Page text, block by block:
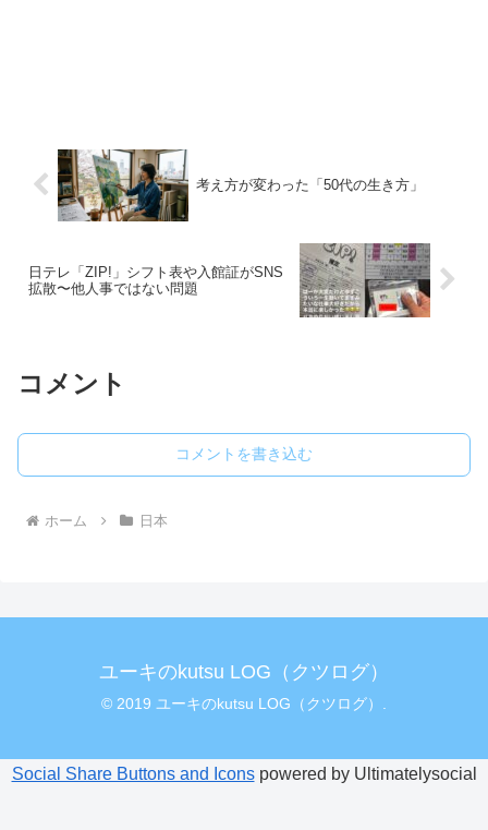
考え方が変わった「50代の生き方」
日テレ「ZIP!」シフト表や入館証がSNS
拡散〜他人事ではない問題
コメント
コメントを書き込む
ホーム 日本
ユーキのkutsu LOG（クツログ）
© 2019 ユーキのkutsu LOG（クツログ）.
Social Share Buttons and Iconspowered by Ultimatelysocial